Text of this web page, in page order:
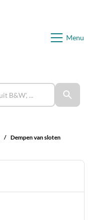
Menu
Dempen van sloten